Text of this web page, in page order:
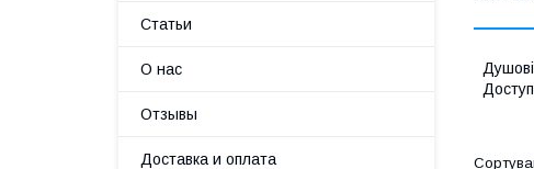
Статьи
О нас
Отзывы
Доставка и оплата